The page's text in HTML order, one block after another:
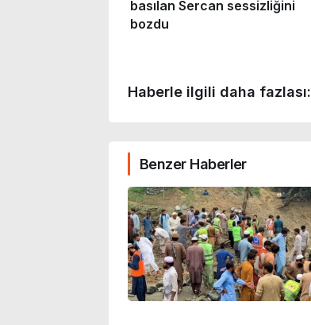
Haberle ilgili daha fazlası:
Benzer Haberler